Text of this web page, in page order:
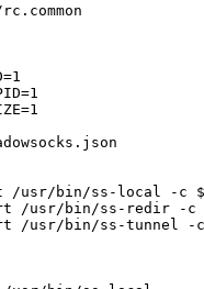
/usr/bin/ss-local -c
/usr/bin/ss-redir -c
/usr/bin/ss-tunnel -